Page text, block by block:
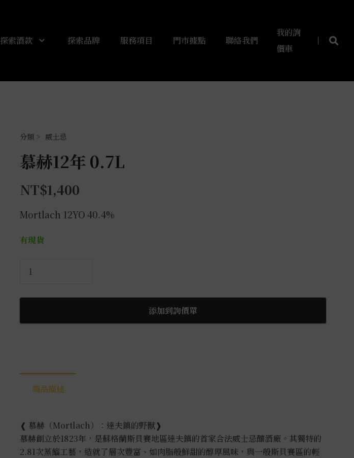
探索酒款 探索品牌 服務項目 門市據點 聯絡我們
我的詢
價車
威士忌
慕赫12年 0.7L
NT$1,400
Mortlach 12YO 40.4%
有現貨
添加到詢價單
商品描述
❰ 慕赫（Mortlach）：達夫鎮的野獸❱
慕赫創立於1823年，是蘇格蘭斯貝賽地區達夫鎮的首家合法威士忌釀酒廠。其獨特的
2.81次蒸餾工藝，造就了層次豐富、如肉脂般鮮甜的醇厚風味，與一般斯貝賽區的輕